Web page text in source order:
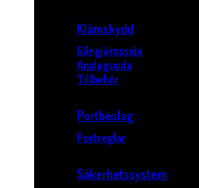
Klämskydd
Gångjärnssida
Anslagssida
Tillbehör
Portbeslag
Portreglar
Säkerhetssystem